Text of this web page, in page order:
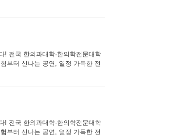
! 전국 한의과대학·한의학전문대학
부터 신나는 공연, 열정 가득한 전
! 전국 한의과대학·한의학전문대학
부터 신나는 공연, 열정 가득한 전